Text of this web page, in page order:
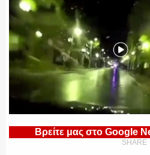
ΟΜΑΔΑ “Ζ”
Βρείτε μας στο Google
SHARE